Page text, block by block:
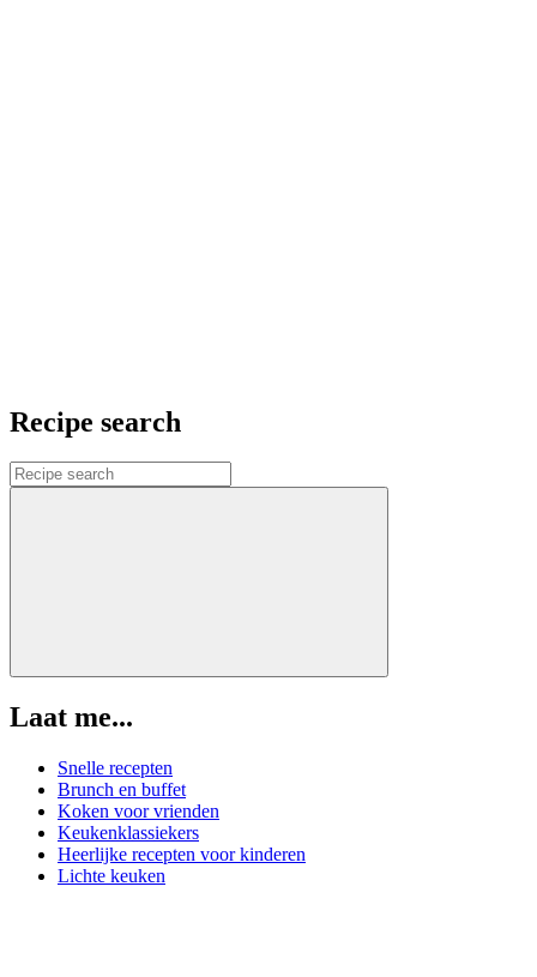
Recipe search
Laat me...
Snelle recepten
Brunch en buffet
Koken voor vrienden
Keukenklassiekers
Heerlijke recepten voor kinderen
Lichte keuken